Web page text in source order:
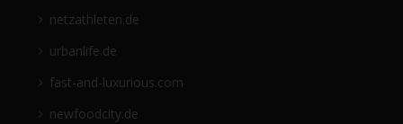
netzathleten.de
urbanlife.de
fast-and-luxurious.com
newfoodcity.de